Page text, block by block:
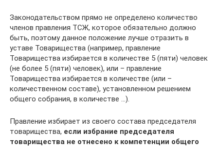
Законодательством прямо не определено количество
членов правления ТСЖ, которое обязательно должно
быть, поэтому данное положение лучше отразить в
уставе Товарищества (например, правление
Товарищества избирается в количестве 5 (пяти) человек
(не более 5 (пяти) человек), или – правление
Товарищества избирается в количестве (или –
количественном составе), установленном решением
общего собрания, в количестве …).
Правление избирает из своего состава председателя
товарищества, если избрание председателя
товарищества не отнесено к компетенции общего